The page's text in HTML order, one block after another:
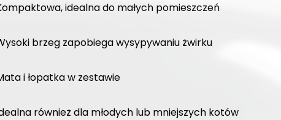
idealna do małych pomieszczeń
brzeg zapobiega wysypywaniu żwirku
i łopatka w zestawie
również dla młodych lub mniejszych kotów